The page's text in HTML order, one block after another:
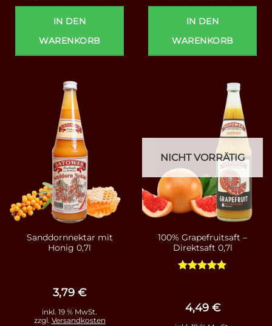
IN DEN
WARENKORB
IN DEN
WARENKORB
Sanddornnektar mit
Honig 0,7l
3,79 €
inkl. 19 % MwSt.
zzgl. Versandkosten
NICHT VORRÄTIG
100% Grapefruitsaft –
Direktsaft 0,7l
4,49 €